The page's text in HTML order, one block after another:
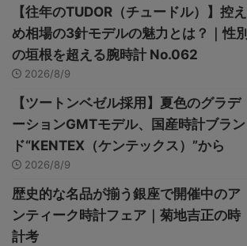
【往年のTUDOR（チュードル）】控え
め相場の3針モデルの魅力とは？｜性別
の垣根を超える腕時計 No.062
2026/8/9
【ツートンベゼル採用】夏色のグラデ
ーションGMTモデル、国産時計ブラン
ド“KENTEX（ケンテックス）”から
2026/8/9
歴史的な名品が揃う銀座で開催中のア
ンティーク時計フェア｜菊地吉正の時
計考